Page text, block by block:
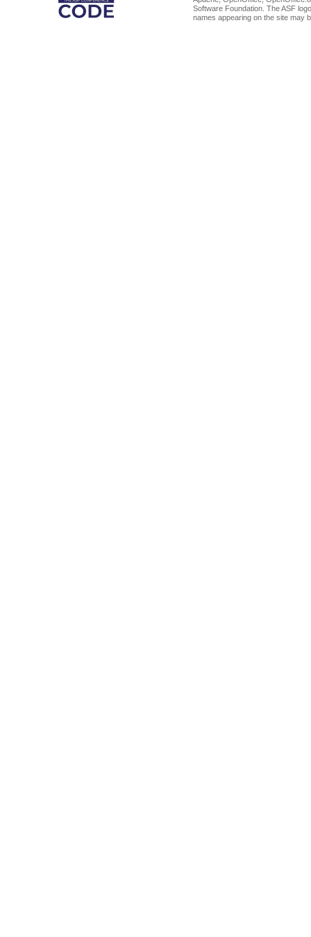
Software Foundation. The ASF
names appearing on the site may